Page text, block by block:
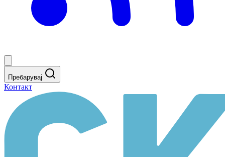
Пребарувај
Контакт